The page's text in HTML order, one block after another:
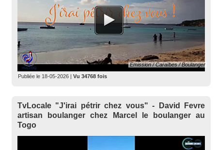
Emission / Caraïbes / Boulanger
Publiée le 18-05-2026 | Vu 34768 fois
TvLocale "J'irai pétrir chez vous" - David Fevre
artisan boulanger chez Marcel le boulanger au
Togo